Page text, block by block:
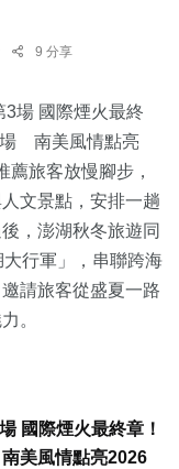
9 分享
國際煙火最終章！
美風情點亮2026